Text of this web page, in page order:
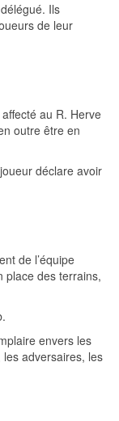
Ils
de leur
au R. Herve
outre être en
déclare avoir
de l’équipe
place des terrains,
envers les
adversaires, les